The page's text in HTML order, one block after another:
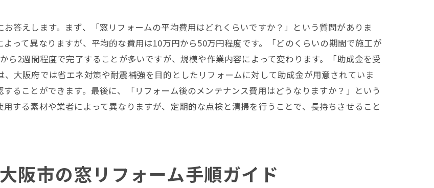
内で高品質なリフォームを実現
対効果を考えた窓選び
金や助成金の活用方法
ォームで快適な住まいを大阪市で手に入れる秘訣
想の住まいを実現する窓リフォーム
な住環境を保つための工夫
答えします。まず、「窓リフォームの平均費用はどれくらいですか？」という質問がありま
って異なりますが、平均的な費用は10万円から50万円程度です。「どのくらいの期間で施工が
ら2週間程度で完了することが多いですが、規模や作業内容によって変わります。「助成金を受
大阪府では省エネ対策や耐震補強を目的としたリフォームに対して助成金が用意されていま
ることができます。最後に、「リフォーム後のメンテナンス費用はどうなりますか？」という
する素材や業者によって異なりますが、定期的な点検と清掃を行うことで、長持ちさせること
阪市の窓リフォーム手順ガイド